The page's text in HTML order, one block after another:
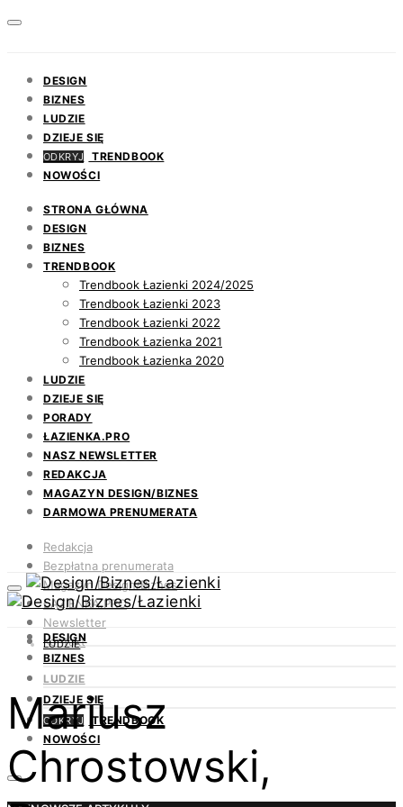
DESIGN
BIZNES
LUDZIE
DZIEJE SIĘ
ODKRYJ
TRENDBOOK
NOWOŚCI
STRONA GŁÓWNA
DESIGN
BIZNES
TRENDBOOK
Trendbook Łazienki 2024/2025
Trendbook Łazienki 2023
Trendbook Łazienki 2022
Trendbook Łazienka 2021
Trendbook Łazienka 2020
LUDZIE
DZIEJE SIĘ
PORADY
ŁAZIENKA.PRO
NASZ NEWSLETTER
REDAKCJA
MAGAZYN DESIGN/BIZNES
DARMOWA PRENUMERATA
Redakcja
Bezpłatna prenumerata
Magazyn Design/Biznes
ŁAZIENKA.PRO
Newsletter
Kontakt
DESIGN
BIZNES
LUDZIE
DZIEJE SIĘ
ODKRYJ
TRENDBOOK
NOWOŚCI
LUDZIE
Mariusz
Chrostowski,